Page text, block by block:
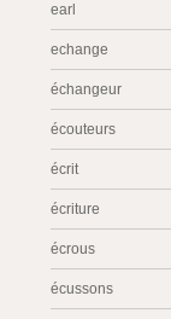
earl
echange
échangeur
écouteurs
écrit
écriture
écrous
écussons